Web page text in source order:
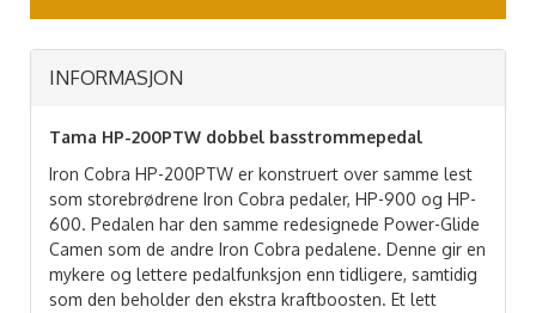
INFORMASJON
Tama HP-200PTW dobbel basstrommepedal
Iron Cobra HP-200PTW er konstruert over samme lest
som storebrødrene Iron Cobra pedaler, HP-900 og HP-
600. Pedalen har den samme redesignede Power-Glide
Camen som de andre Iron Cobra pedalene. Denne gir en
mykere og lettere pedalfunksjon enn tidligere, samtidig
som den beholder den ekstra kraftboosten. Et lett